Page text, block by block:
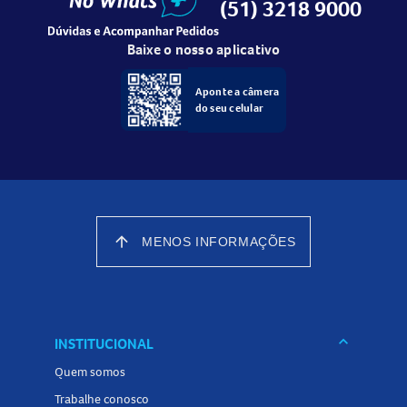
(51) 3218 9000
Baixe o nosso aplicativo
Aponte a câmera
do seu celular
arrow_upward MENOS INFORMAÇÕES
INSTITUCIONAL keyboard_arrow_down
Quem somos
Trabalhe conosco